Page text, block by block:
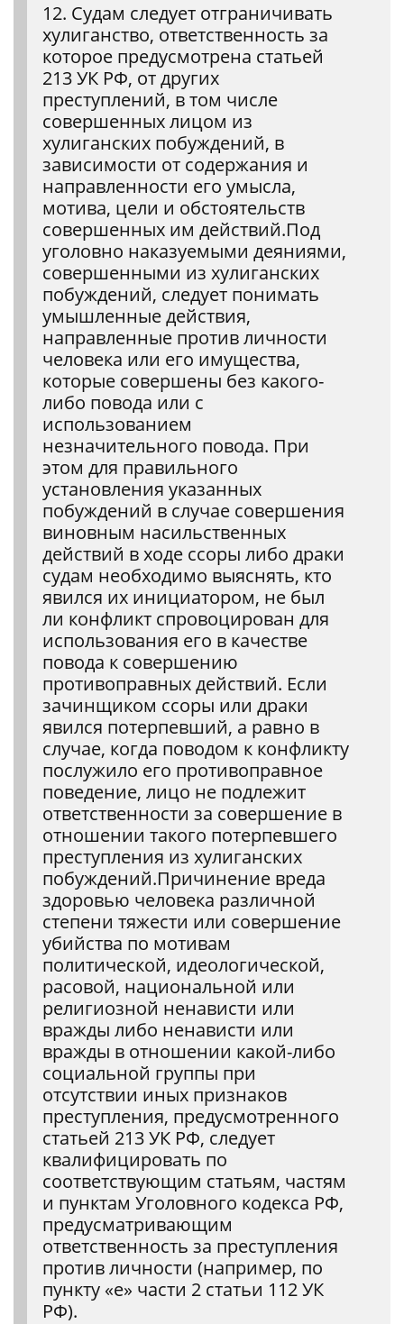
12. Судам следует отграничивать
хулиганство, ответственность за
которое предусмотрена статьей
213 УК РФ, от других
преступлений, в том числе
совершенных лицом из
хулиганских побуждений, в
зависимости от содержания и
направленности его умысла,
мотива, цели и обстоятельств
совершенных им действий.Под
уголовно наказуемыми деяниями,
совершенными из хулиганских
побуждений, следует понимать
умышленные действия,
направленные против личности
человека или его имущества,
которые совершены без какого-
либо повода или с
использованием
незначительного повода. При
этом для правильного
установления указанных
побуждений в случае совершения
виновным насильственных
действий в ходе ссоры либо драки
судам необходимо выяснять, кто
явился их инициатором, не был
ли конфликт спровоцирован для
использования его в качестве
повода к совершению
противоправных действий. Если
зачинщиком ссоры или драки
явился потерпевший, а равно в
случае, когда поводом к конфликту
послужило его противоправное
поведение, лицо не подлежит
ответственности за совершение в
отношении такого потерпевшего
преступления из хулиганских
побуждений.Причинение вреда
здоровью человека различной
степени тяжести или совершение
убийства по мотивам
политической, идеологической,
расовой, национальной или
религиозной ненависти или
вражды либо ненависти или
вражды в отношении какой-либо
социальной группы при
отсутствии иных признаков
преступления, предусмотренного
статьей 213 УК РФ, следует
квалифицировать по
соответствующим статьям, частям
и пунктам Уголовного кодекса РФ,
предусматривающим
ответственность за преступления
против личности (например, по
пункту «е» части 2 статьи 112 УК
РФ).